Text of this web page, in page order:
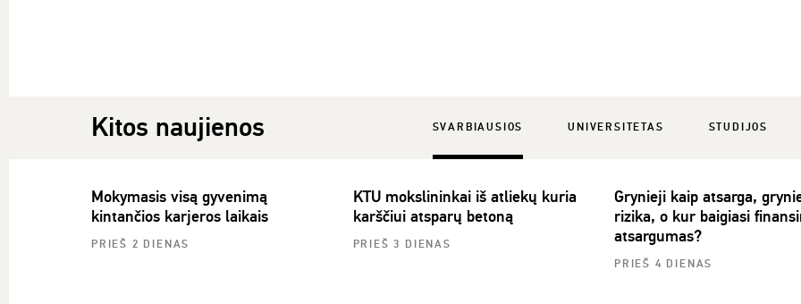
Kitos naujienos SVARBIAUSIOS UNIVERSITETAS STUDIJOS
Mokymasis visą gyvenimą
kintančios karjeros laikais
PRIEŠ 2 DIENAS
KTU mokslininkai iš atliekų kuria
karščiui atsparų betoną
PRIEŠ 3 DIENAS
Grynieji kaip atsarga,
rizika, o kur baigiasi
atsargumas?
PRIEŠ 4 DIENAS